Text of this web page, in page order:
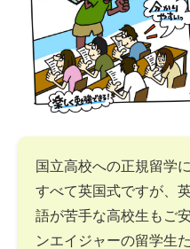
国立高校への正規留学
すべて英国式ですが、
語が苦手な高校生もご
ンエイジャーの留学生